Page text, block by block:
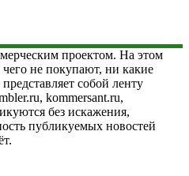
проектом. На этом
не покупают, ни какие
собой ленту
kommersant.ru,
без искажения,
публикуемых новостей